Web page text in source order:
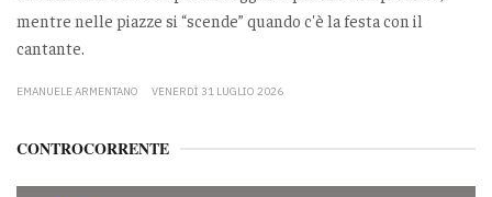
mentre nelle piazze si “scende” quando c'è la festa con il
cantante.
EMANUELE ARMENTANO VENERDÌ 31 LUGLIO 2026
CONTROCORRENTE